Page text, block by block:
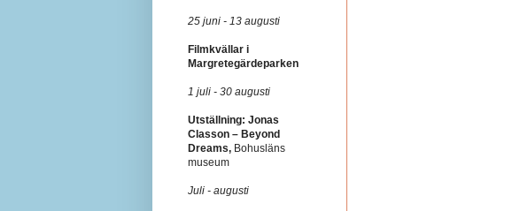
25 juni - 13 augusti
Filmkvällar i
Margretegärdeparken
1 juli - 30 augusti
Utställning: Jonas
Classon – Beyond
Dreams, Bohusläns
museum
Juli - augusti